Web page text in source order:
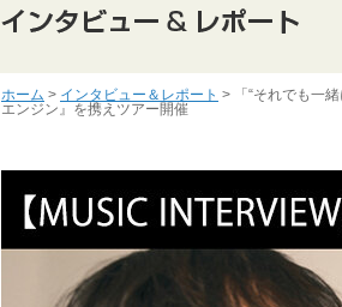
ホーム > インタビュー＆レポート > 「“それでも一
エンジン』を携えツアー開催